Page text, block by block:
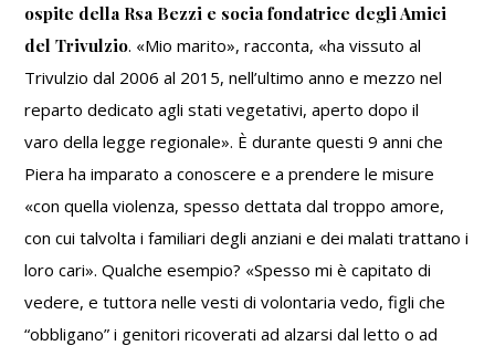
ospite della Rsa Bezzi e socia fondatrice degli Amici
del Trivulzio. «Mio marito», racconta, «ha vissuto al
Trivulzio dal 2006 al 2015, nell’ultimo anno e mezzo nel
reparto dedicato agli stati vegetativi, aperto dopo il
varo della legge regionale». È durante questi 9 anni che
Piera ha imparato a conoscere e a prendere le misure
«con quella violenza, spesso dettata dal troppo amore,
con cui talvolta i familiari degli anziani e dei malati trattano i
loro cari». Qualche esempio? «Spesso mi è capitato di
vedere, e tuttora nelle vesti di volontaria vedo, figli che
“obbligano” i genitori ricoverati ad alzarsi dal letto o ad